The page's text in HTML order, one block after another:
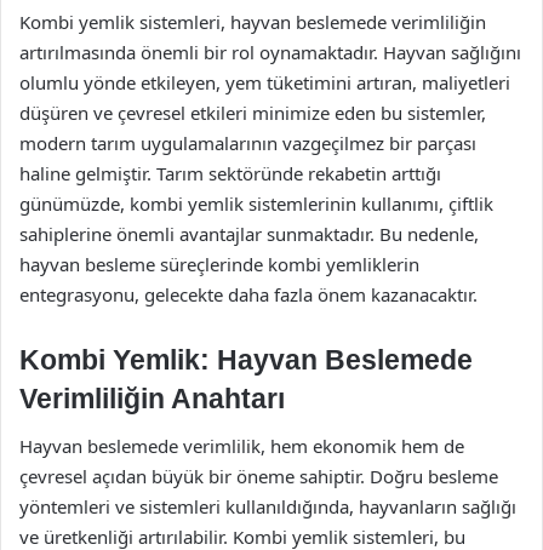
Kombi yemlik sistemleri, hayvan beslemede verimliliğin
artırılmasında önemli bir rol oynamaktadır. Hayvan sağlığını
olumlu yönde etkileyen, yem tüketimini artıran, maliyetleri
düşüren ve çevresel etkileri minimize eden bu sistemler,
modern tarım uygulamalarının vazgeçilmez bir parçası
haline gelmiştir. Tarım sektöründe rekabetin arttığı
günümüzde, kombi yemlik sistemlerinin kullanımı, çiftlik
sahiplerine önemli avantajlar sunmaktadır. Bu nedenle,
hayvan besleme süreçlerinde kombi yemliklerin
entegrasyonu, gelecekte daha fazla önem kazanacaktır.
Kombi Yemlik: Hayvan Beslemede
Verimliliğin Anahtarı
Hayvan beslemede verimlilik, hem ekonomik hem de
çevresel açıdan büyük bir öneme sahiptir. Doğru besleme
yöntemleri ve sistemleri kullanıldığında, hayvanların sağlığı
ve üretkenliği artırılabilir. Kombi yemlik sistemleri, bu